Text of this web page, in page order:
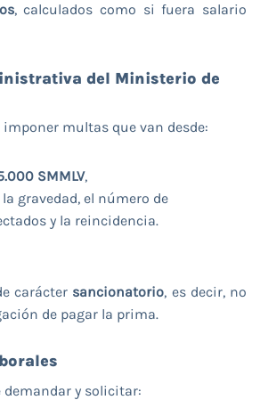
, calculados como si fuera salario
del Ministerio de
multas que van desde:
SMMLV,
gravedad, el número de
y la reincidencia.
carácter sancionatorio, es decir, no
de pagar la prima.
demandar y solicitar: